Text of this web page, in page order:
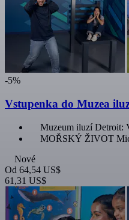
-5%
Vstupenka do Muzea
Muzeum iluzí Detroit:
MOŘSKÝ ŽIVOT
Nové
Od 64,54 US$
61,31 US$